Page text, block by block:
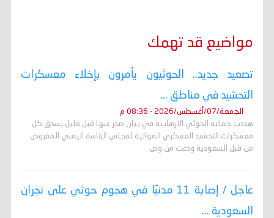
مواضيع قد تهمك
تصعيد جديد.. الحوثيون يأمرون بإخلاء معسكرات
التحشيد في مناطق ...
الجمعة/07/أغسطس/2026 - 08:36 م
هددت جماعة الحوثي الارهابية في بيان صدر عنها قبل قليل بسحق كل
معسكرات التحشيد العسكري الموالية لمجلس الرئاسة اليمني المفروض
من قبل السعودية ودعت من وص
عاجل / إصابة 11 مدنيًا في هجوم حوثي على نجران
السعودية ...